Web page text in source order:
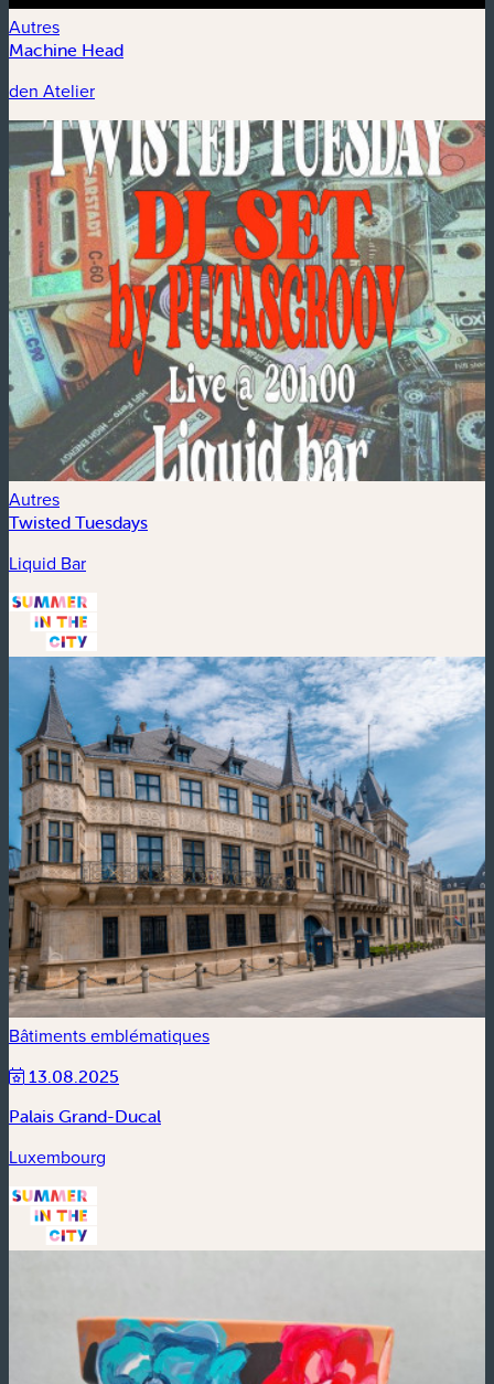
Autres
Machine Head
den Atelier
Autres
Twisted Tuesdays
Liquid Bar
Bâtiments emblématiques
13.08.2025
Palais Grand-Ducal
Luxembourg